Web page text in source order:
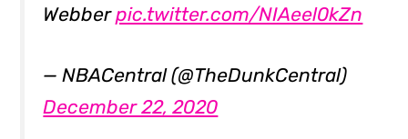
Webberpic.twitter.com/NIAeel0kZn
— NBACentral (@TheDunkCentral)
December 22, 2020